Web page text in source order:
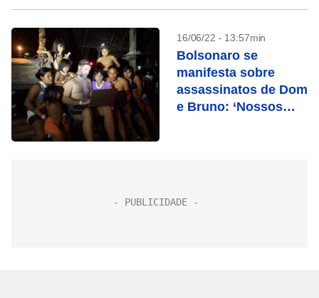
à sede da UE
16/06/22 - 13:57min
Bolsonaro se
manifesta sobre
assassinatos de Dom
e Bruno: ‘Nossos